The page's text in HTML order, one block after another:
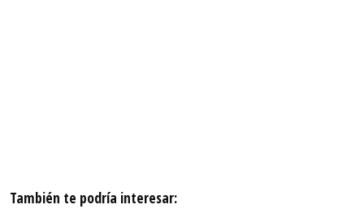
También te podría interesar: